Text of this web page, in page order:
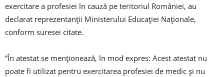
exercitare a profesiei în cauză pe teritoriul României, au
declarat reprezentanţii Ministerului Educaţiei Naţionale,
conform suresei citate.
“În atestat se menţionează, în mod expres: Acest atestat nu
poate fi utilizat pentru exercitarea profesiei de medic şi nu